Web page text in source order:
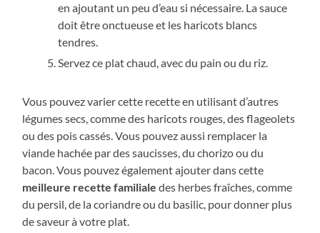
en ajoutant un peu d’eau si nécessaire. La sauce
doit être onctueuse et les haricots blancs
tendres.
Servez ce plat chaud, avec du pain ou du riz.
Vous pouvez varier cette recette en utilisant d’autres
légumes secs, comme des haricots rouges, des flageolets
ou des pois cassés. Vous pouvez aussi remplacer la
viande hachée par des saucisses, du chorizo ou du
bacon. Vous pouvez également ajouter dans cette
meilleure recette familiale des herbes fraîches, comme
du persil, de la coriandre ou du basilic, pour donner plus
de saveur à votre plat.